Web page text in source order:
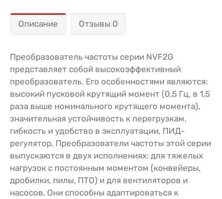
Описание Отзывы 0
Преобразователь частоты серии NVF2G
представляет собой высокоэффективный
преобразователь. Его особенностями являются:
высокий пусковой крутящий момент (0,5 Гц, в 1,5
раза выше номинального крутящего момента),
значительная устойчивость к перегрузкам,
гибкость и удобство в эксплуатации, ПИД-
регулятор. Преобразователи частоты этой серии
выпускаются в двух исполнениях: для тяжелых
нагрузок с постоянным моментом (конвейеры,
дробилки, пилы, ПТО) и для вентиляторов и
насосов. Они способны адаптироваться к